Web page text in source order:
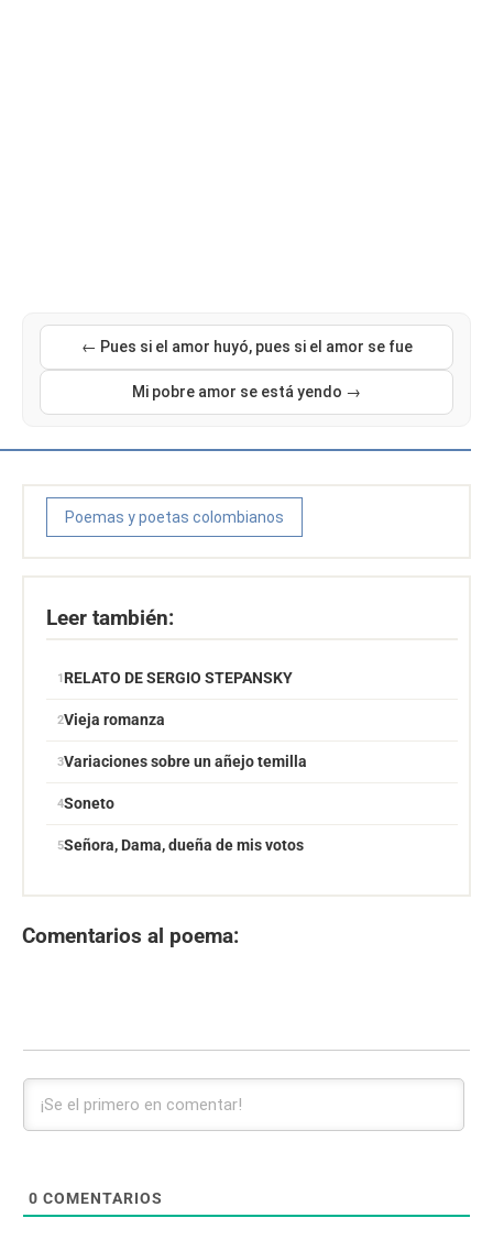
← Pues si el amor huyó, pues si el amor se fue
Mi pobre amor se está yendo →
Poemas y poetas colombianos
Leer también:
RELATO DE SERGIO STEPANSKY
Vieja romanza
Variaciones sobre un añejo temilla
Soneto
Señora, Dama, dueña de mis votos
Comentarios al poema:
0 COMENTARIOS